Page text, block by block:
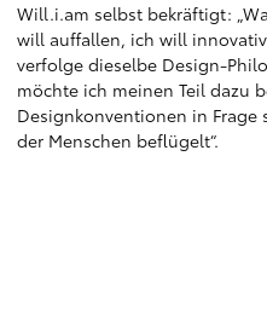
Will.i.am selbst bekräftigt:
will auffallen, ich will
verfolge dieselbe Design-
möchte ich meinen Teil dazu
Designkonventionen in
der Menschen beflügelt“.